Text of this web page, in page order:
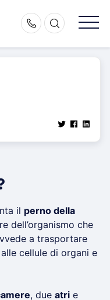
il perno della
dell’organismo che
a trasportare
cellule di organi e
, due atri e